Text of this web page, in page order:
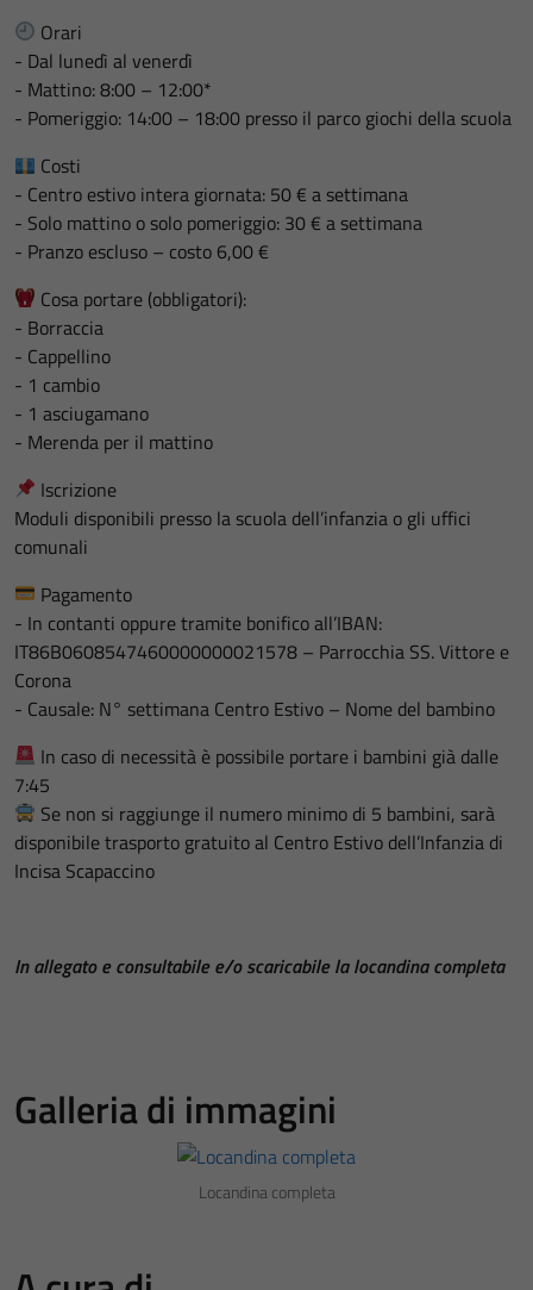
Orari
- Dal lunedì al venerdì
- Mattino: 8:00 – 12:00*
- Pomeriggio: 14:00 – 18:00 presso il parco giochi della scuola
Costi
- Centro estivo intera giornata: 50 € a settimana
- Solo mattino o solo pomeriggio: 30 € a settimana
- Pranzo escluso – costo 6,00 €
Cosa portare (obbligatori):
- Borraccia
- Cappellino
- 1 cambio
- 1 asciugamano
- Merenda per il mattino
Iscrizione
Moduli disponibili presso la scuola dell’infanzia o gli uffici
comunali
Pagamento
- In contanti oppure tramite bonifico all’IBAN:
IT86B0608547460000000021578 – Parrocchia SS. Vittore e
Corona
- Causale: N° settimana Centro Estivo – Nome del bambino
In caso di necessità è possibile portare i bambini già dalle
7:45
Se non si raggiunge il numero minimo di 5 bambini, sarà
disponibile trasporto gratuito al Centro Estivo dell’Infanzia di
Incisa Scapaccino
In allegato e consultabile e/o scaricabile la locandina completa
Galleria di immagini
Locandina completa